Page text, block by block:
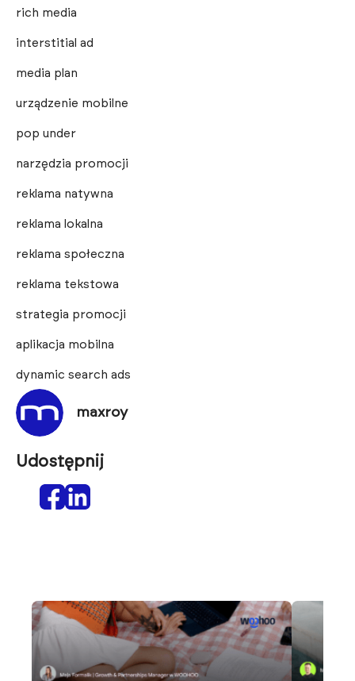
rich media
interstitial ad
media plan
urządzenie mobilne
pop under
narzędzia promocji
reklama natywna
reklama lokalna
reklama społeczna
reklama tekstowa
strategia promocji
aplikacja mobilna
dynamic search ads
maxroy
Udostępnij